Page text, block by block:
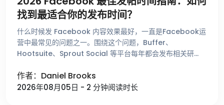
找到最适合你的发布时间？
什么时候发 Facebook 内容效果最好，一直是Facebook运
营中最常见的问题之一。围绕这个问题，Buffer、
Hootsuite、Sprout Social 等平台每年都会发布相关研
作者：Daniel Brooks
2026年08月05日 - 2 分钟阅读时长